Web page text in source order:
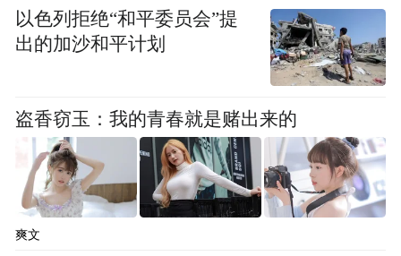
向筹备委员会代表移交了50台星途EX7的交
付钥匙。同时，焦亚飞局长代表APEC筹备委
员会，向星途颁发了“官方供应商”荣誉证
“2026 APEC贸易部长会议公务用车，正式发
车。”随着发车指令的下达，星途EX7依次从
舞台左侧驶出，编队启程，奔赴APEC会议服
务一线。
以色列拒绝“和平委员会”提
出的加沙和平计划
盗香窃玉：我的青春就是赌出来的
爽文